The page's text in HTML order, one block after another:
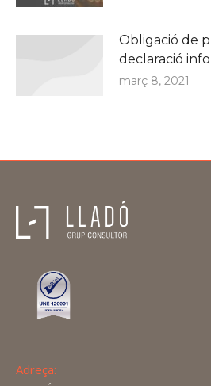
Obligació de
declaració
març 8, 2021
Adreça: